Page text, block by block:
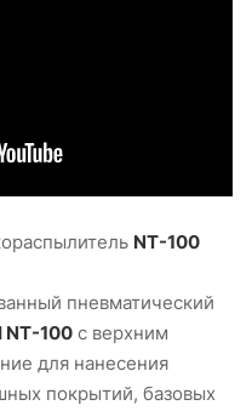
NT-100
пневматический
NT-100 с верхним
для нанесения
покрытий, базовых